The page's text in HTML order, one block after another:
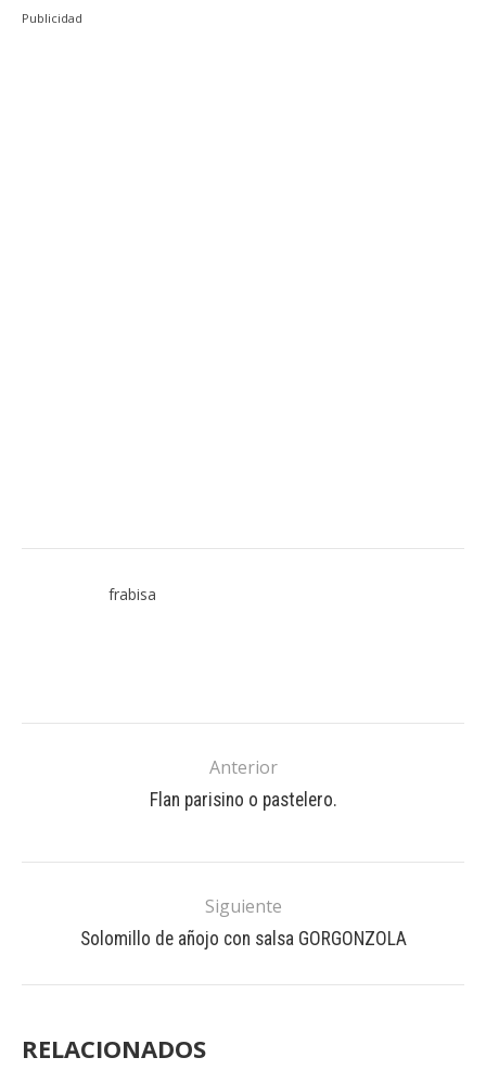
Publicidad
frabisa
Anterior
Flan parisino o pastelero.
Siguiente
Solomillo de añojo con salsa GORGONZOLA
RELACIONADOS